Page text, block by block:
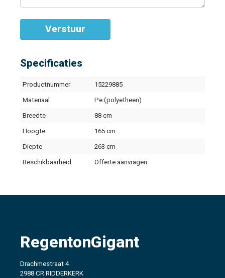
Specificaties
Productnummer 15229885
Materiaal Pe (polyetheen)
Breedte 88 cm
Hoogte 165 cm
Diepte 263 cm
Beschikbaarheid Offerte aanvragen
RegentonGigant
Drachmestraat 4
2988 CR RIDDERKERK